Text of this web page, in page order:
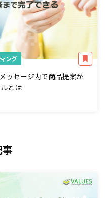
ング
ッセージ内で商品提案か
とは
事